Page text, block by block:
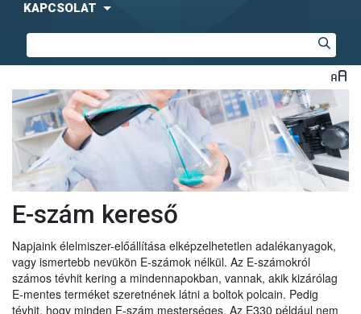
KAPCSOLAT
E-szám kereső
Napjaink élelmiszer-előállítása elképzelhetetlen adalékanyagok,
vagy ismertebb nevükön E-számok nélkül. Az E-számokról
számos tévhit kering a mindennapokban, vannak, akik kizárólag
E-mentes terméket szeretnének látni a boltok polcain. Pedig
tévhit, hogy minden E-szám mesterséges. Az E330 például nem